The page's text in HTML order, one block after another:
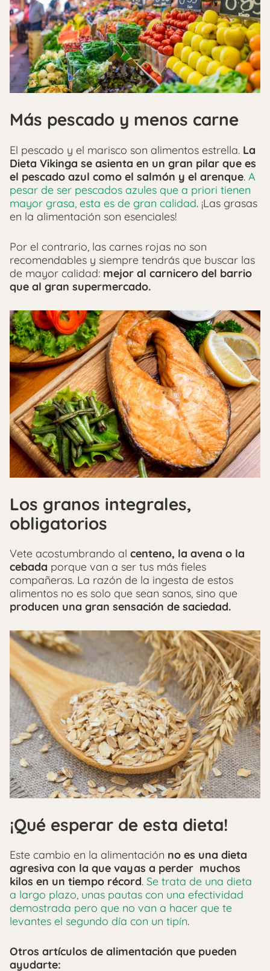
Más pescado y menos carne
El pescado y el marisco son alimentos estrella. La
Dieta Vikinga se asienta en un gran pilar que es
el pescado azul como el salmón y el arenque. A
pesar de ser pescados azules que a priori tienen
mayor grasa, esta es de gran calidad. ¡Las grasas
en la alimentación son esenciales!
Por el contrario, las carnes rojas no son
recomendables y siempre tendrás que buscar las
de mayor calidad: mejor al carnicero del barrio
que al gran supermercado.
Los granos integrales,
obligatorios
Vete acostumbrando al centeno, la avena o la
cebada porque van a ser tus más fieles
compañeras. La razón de la ingesta de estos
alimentos no es solo que sean sanos, sino que
producen una gran sensación de saciedad.
¡Qué esperar de esta dieta!
Este cambio en la alimentación no es una dieta
agresiva con la que vayas a perder muchos
kilos en un tiempo récord. Se trata de una dieta
a largo plazo, unas pautas con una efectividad
demostrada pero que no van a hacer que te
levantes el segundo día con un tipín.
Otros artículos de alimentación que pueden
ayudarte: